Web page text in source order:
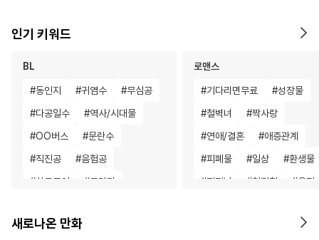
인기 키워드
BL
#동인지 #귀염수 #무심공
#다공일수 #역사/시대물
#OO버스 #문란수
#직진공 #음험공
#하드코어 #드라마
#미남공 #사랑꾼공
로맨스
#기다리면무료 #성장물
#철벽녀 #짝사랑
#연애/결혼 #애증관계
#피폐물 #일상 #환생물
#직진남 #첫경험 #우정
새로나온 만화